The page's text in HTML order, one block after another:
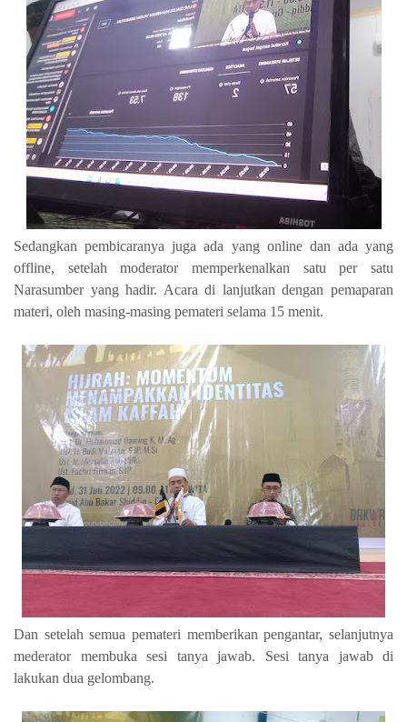
Sedangkan pembicaranya juga ada yang online dan ada yang
offline, setelah moderator memperkenalkan satu per satu
Narasumber yang hadir. Acara di lanjutkan dengan pemaparan
materi, oleh masing-masing pemateri selama 15 menit.
Dan setelah semua pemateri memberikan pengantar, selanjutnya
mederator membuka sesi tanya jawab. Sesi tanya jawab di
lakukan dua gelombang.